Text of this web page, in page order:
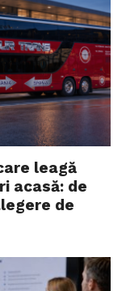
leagă
acasă: de
de